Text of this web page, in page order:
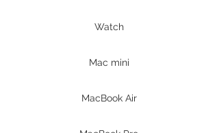
Watch
Mac mini
MacBook Air